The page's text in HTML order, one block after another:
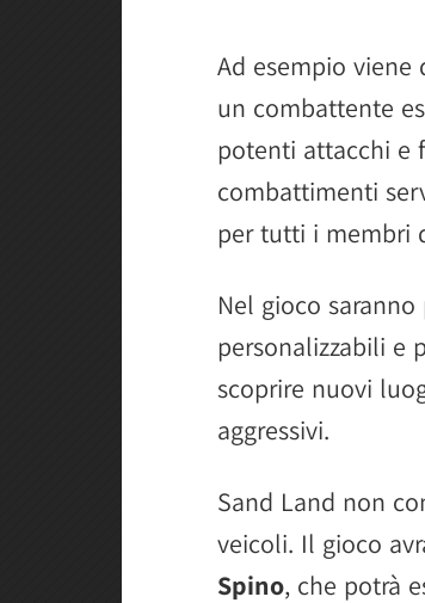
Ad esempio viene
un combattente
potenti attacchi e
combattimenti
per tutti i membri
Nel gioco
personalizzabili e
scoprire nuovi
aggressivi.
Sand Land non
veicoli. Il gioco
Spino, che potrà